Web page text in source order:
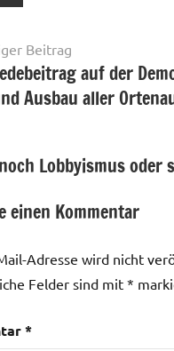
Beitrag
auf der
Ausbau aller
Lobbyismus oder
einen Kommentar
Adresse wird nicht
Felder sind mit *
*